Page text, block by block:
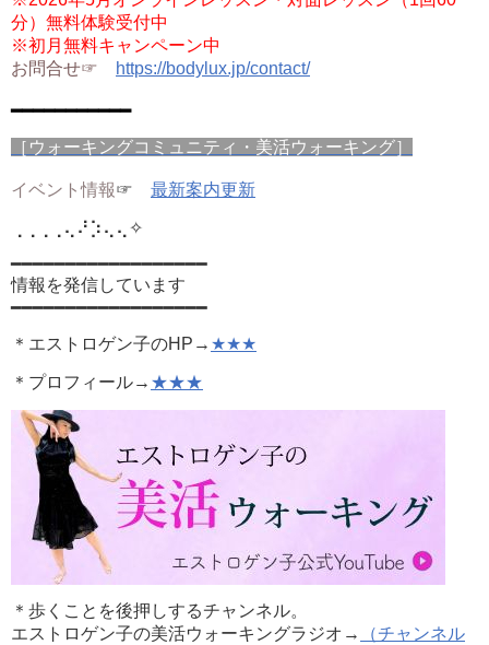
分）無料体験受付中
※初月無料キャンペーン中
お問合せ☞
https://bodylux.jp/contact/
━━━━━━━━━━━
［ウォーキングコミュニティ・美活ウォーキング］
イベント情報☞ 最新案内更新
⢀⢀⢀⢀⢄⠜⡱⢄⢄ ✧
━━━━━━━━━━━━━━━━━━
情報を発信しています
━━━━━━━━━━━━━━━━━━
＊エストロゲン子のHP→ ★★★
＊プロフィール→ ★★★
＊歩くことを後押しするチャンネル。
エストロゲン子の美活ウォーキングラジオ→
（チャンネル